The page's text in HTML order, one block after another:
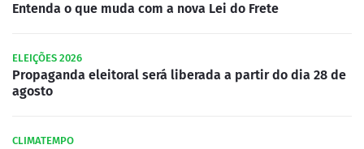
Entenda o que muda com a nova Lei do Frete
ELEIÇÕES 2026
Propaganda eleitoral será liberada a partir do dia 28 de
agosto
CLIMATEMPO